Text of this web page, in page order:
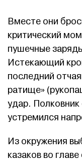
Вместе они
критический
пушечные
Истекающий
последний
ратище»
удар.
устремился
Из окружения
казаков во